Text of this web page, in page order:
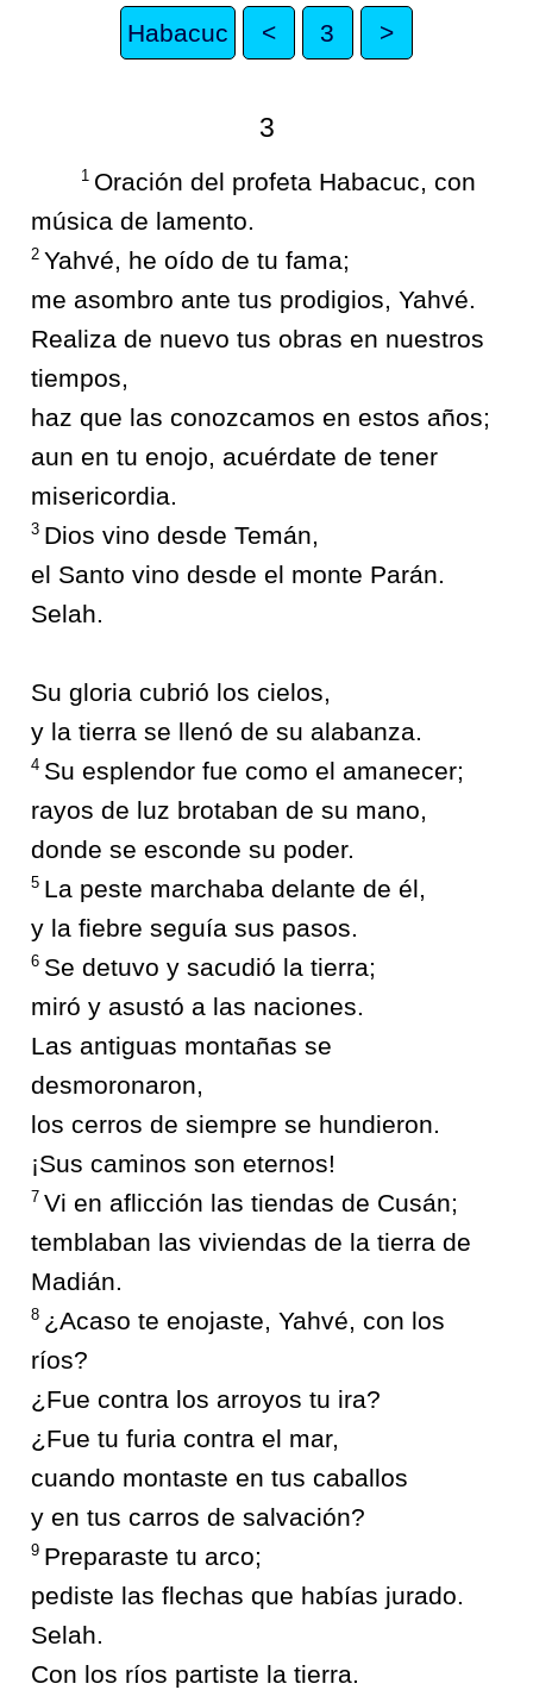
Habacuc < 3 >
3
1 Oración del profeta Habacuc, con
música de lamento.
2 Yahvé, he oído de tu fama;
me asombro ante tus prodigios, Yahvé.
Realiza de nuevo tus obras en nuestros
tiempos,
haz que las conozcamos en estos años;
aun en tu enojo, acuérdate de tener
misericordia.
3 Dios vino desde Temán,
el Santo vino desde el monte Parán.
Selah.
Su gloria cubrió los cielos,
y la tierra se llenó de su alabanza.
4 Su esplendor fue como el amanecer;
rayos de luz brotaban de su mano,
donde se esconde su poder.
5 La peste marchaba delante de él,
y la fiebre seguía sus pasos.
6 Se detuvo y sacudió la tierra;
miró y asustó a las naciones.
Las antiguas montañas se
desmoronaron,
los cerros de siempre se hundieron.
¡Sus caminos son eternos!
7 Vi en aflicción las tiendas de Cusán;
temblaban las viviendas de la tierra de
Madián.
8 ¿Acaso te enojaste, Yahvé, con los
ríos?
¿Fue contra los arroyos tu ira?
¿Fue tu furia contra el mar,
cuando montaste en tus caballos
y en tus carros de salvación?
9 Preparaste tu arco;
pediste las flechas que habías jurado.
Selah.
Con los ríos partiste la tierra.